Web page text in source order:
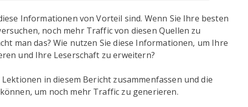
Informationen von Vorteil sind. Wenn Sie Ihre besten
noch mehr Traffic von diesen Quellen zu
man das? Wie nutzen Sie diese Informationen, um Ihre
und Ihre Leserschaft zu erweitern?
in diesem Bericht zusammenfassen und die
um noch mehr Traffic zu generieren.